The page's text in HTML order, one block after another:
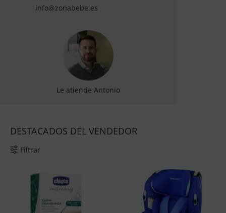
info@zonabebe.es
Le atiende Antonio
DESTACADOS DEL VENDEDOR
Filtrar